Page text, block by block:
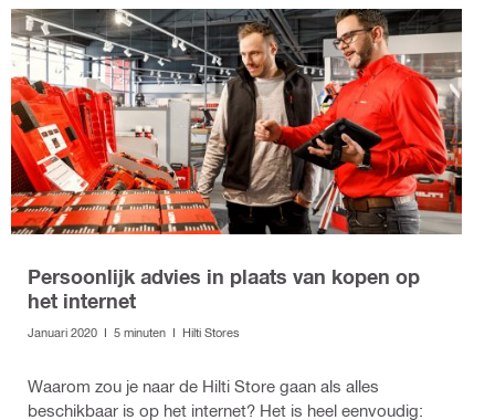
Persoonlijk advies in plaats van kopen op
het internet
Januari 2020 I 5 minuten I Hilti Stores
Waarom zou je naar de Hilti Store gaan als alles
beschikbaar is op het internet? Het is heel eenvoudig: